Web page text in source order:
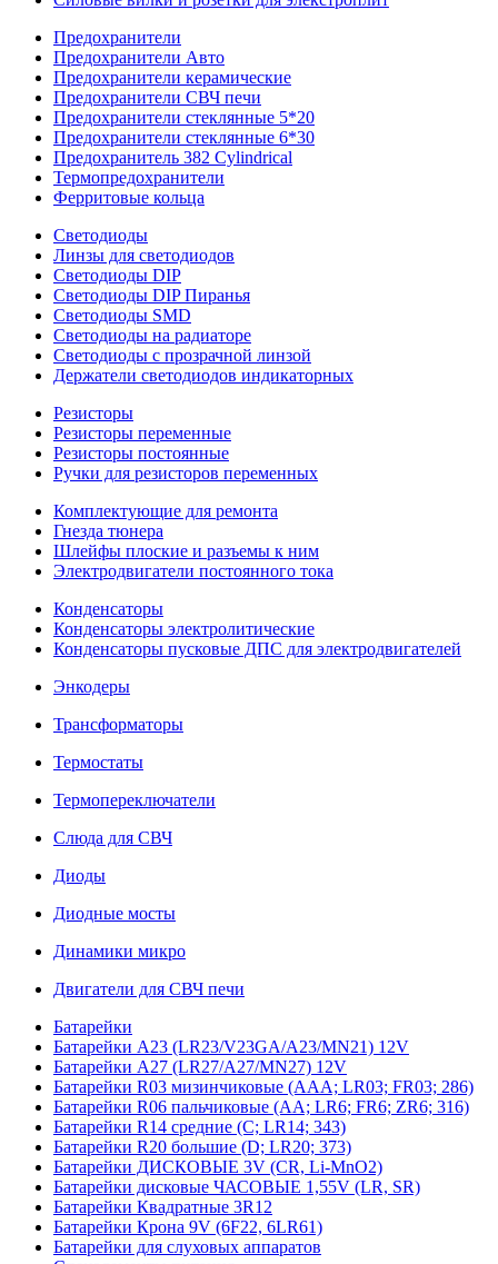
Предохранители
Предохранители Авто
Предохранители керамические
Предохранители СВЧ печи
Предохранители стеклянные 5*20
Предохранители стеклянные 6*30
Предохранитель 382 Cylindrical
Термопредохранители
Ферритовые кольца
Светодиоды
Линзы для светодиодов
Светодиоды DIP
Светодиоды DIP Пиранья
Светодиоды SMD
Светодиоды на радиаторе
Светодиоды с прозрачной линзой
Держатели светодиодов индикаторных
Резисторы
Резисторы переменные
Резисторы постоянные
Ручки для резисторов переменных
Комплектующие для ремонта
Гнезда тюнера
Шлейфы плоские и разъемы к ним
Электродвигатели постоянного тока
Конденсаторы
Конденсаторы электролитические
Конденсаторы пусковые ДПС для электродвигателей
Энкодеры
Трансформаторы
Термостаты
Термопереключатели
Слюда для СВЧ
Диоды
Диодные мосты
Динамики микро
Двигатели для СВЧ печи
Батарейки
Батарейки A23 (LR23/V23GA/A23/MN21) 12V
Батарейки A27 (LR27/A27/MN27) 12V
Батарейки R03 мизинчиковые (AAA; LR03; FR03; 286)
Батарейки R06 пальчиковые (AA; LR6; FR6; ZR6; 316)
Батарейки R14 средние (C; LR14; 343)
Батарейки R20 большие (D; LR20; 373)
Батарейки ДИСКОВЫЕ 3V (CR, Li-MnO2)
Батарейки дисковые ЧАСОВЫЕ 1,55V (LR, SR)
Батарейки Квадратные 3R12
Батарейки Крона 9V (6F22, 6LR61)
Батарейки для слуховых аппаратов